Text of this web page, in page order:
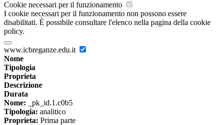
Cookie necessari per il funzionamento
I cookie necessari per il funzionamento non possono essere
disabilitati. È possibile consultare l'elenco nella pagina della cookie
policy.
www.icbreganze.edu.it
Nome
Tipologia
Proprieta
Descrizione
Durata
Nome: _pk_id.1.c0b5
Tipologia: analitico
Proprieta: Prima parte